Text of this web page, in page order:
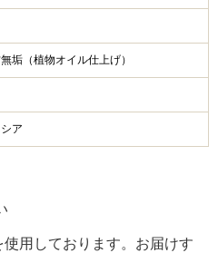
垢（植物オイル仕上げ）
ア
用しております。お届けす